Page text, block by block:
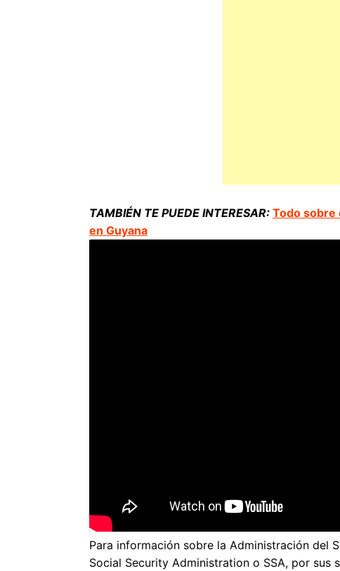
TAMBIÉN TE PUEDE INTERESAR: Todo sobre
en Guyana
Para información sobre la Administración del
Social Security Administration o SSA, por